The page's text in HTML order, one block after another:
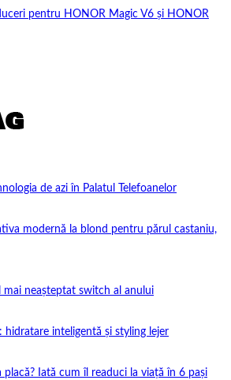
pentru HONOR Magic V6 și HONOR
de azi în Palatul Telefoanelor
modernă la blond pentru părul castaniu,
mai neașteptat switch al anului
hidratare inteligentă și styling lejer
placă? Iată cum îl readuci la viață în 6 pași